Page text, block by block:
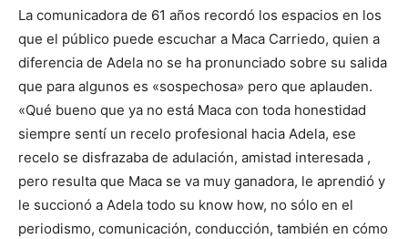
La comunicadora de 61 años recordó los espacios en los
que el público puede escuchar a Maca Carriedo, quien a
diferencia de Adela no se ha pronunciado sobre su salida
que para algunos es «sospechosa» pero que aplauden.
«Qué bueno que ya no está Maca con toda honestidad
siempre sentí un recelo profesional hacia Adela, ese
recelo se disfrazaba de adulación, amistad interesada ,
pero resulta que Maca se va muy ganadora, le aprendió y
le succionó a Adela todo su know how, no sólo en el
periodismo, comunicación, conducción, también en cómo